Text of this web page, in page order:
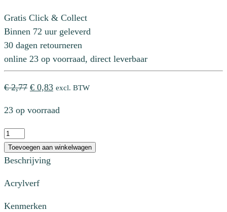
Gratis Click & Collect
Binnen 72 uur geleverd
30 dagen retourneren
online 23 op voorraad, direct leverbaar
€2,77 Oorspronkelijke
was:
€ 0,83Huidige
is:
excl. BTW
23 op voorraad
NT
096S
True
aantal
Toevoegen aan winkelwagen
Beschrijving
Acrylverf
Kenmerken